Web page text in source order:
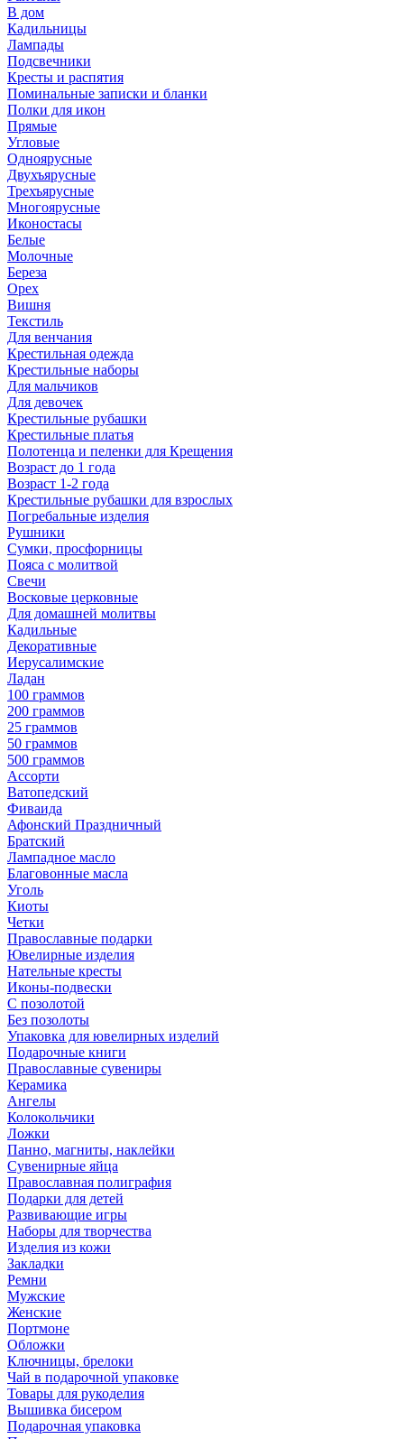
В дом
Кадильницы
Лампады
Подсвечники
Кресты и распятия
Поминальные записки и бланки
Полки для икон
Прямые
Угловые
Одноярусные
Двухъярусные
Трехъярусные
Многоярусные
Иконостасы
Белые
Молочные
Береза
Орех
Вишня
Текстиль
Для венчания
Крестильная одежда
Крестильные наборы
Для мальчиков
Для девочек
Крестильные рубашки
Крестильные платья
Полотенца и пеленки для Крещения
Возраст до 1 года
Возраст 1-2 года
Крестильные рубашки для взрослых
Погребальные изделия
Рушники
Сумки, просфорницы
Пояса с молитвой
Свечи
Восковые церковные
Для домашней молитвы
Кадильные
Декоративные
Иерусалимские
Ладан
100 граммов
200 граммов
25 граммов
50 граммов
500 граммов
Ассорти
Ватопедский
Фиваида
Афонский Праздничный
Братский
Лампадное масло
Благовонные масла
Уголь
Киоты
Четки
Православные подарки
Ювелирные изделия
Нательные кресты
Иконы-подвески
С позолотой
Без позолоты
Упаковка для ювелирных изделий
Подарочные книги
Православные сувениры
Керамика
Ангелы
Колокольчики
Ложки
Панно, магниты, наклейки
Сувенирные яйца
Православная полиграфия
Подарки для детей
Развивающие игры
Наборы для творчества
Изделия из кожи
Закладки
Ремни
Мужские
Женские
Портмоне
Обложки
Ключницы, брелоки
Чай в подарочной упаковке
Товары для рукоделия
Вышивка бисером
Подарочная упаковка